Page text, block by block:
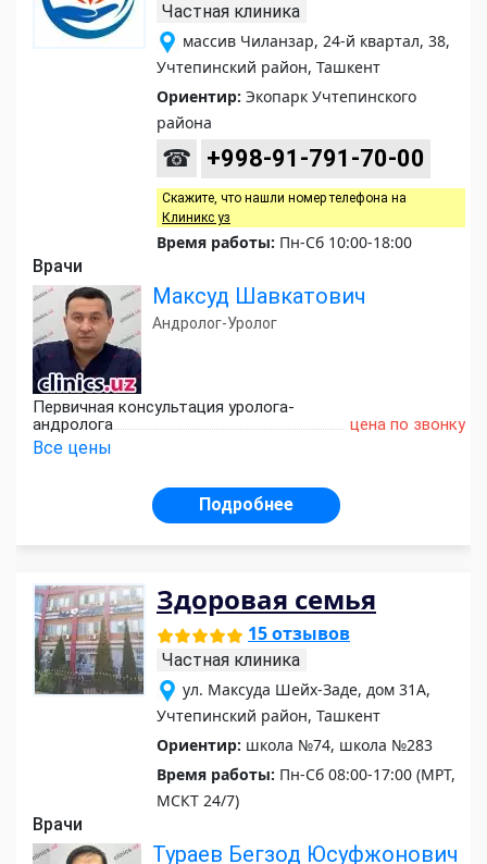
Частная клиника
массив Чиланзар, 24-й квартал, 38,
Учтепинский район, Ташкент
Ориентир: Экопарк Учтепинского
района
☎ +998-91-791-70-00
Скажите, что нашли номер телефона на
Клиникс уз
Время работы: Пн-Сб 10:00-18:00
Врачи
Максуд Шавкатович
Андролог-Уролог
Первичная консультация уролога-
андролога
цена по звонку
Все цены
Подробнее
Здоровая семья
15 отзывов
Частная клиника
ул. Максуда Шейх-Заде, дом 31А,
Учтепинский район, Ташкент
Ориентир: школа №74, школа №283
Время работы: Пн-Сб 08:00-17:00 (МРТ,
МСКТ 24/7)
Врачи
Тураев Бегзод Юсуфжонович